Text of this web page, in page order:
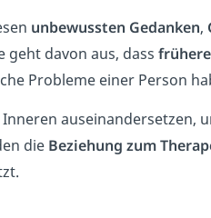
unbewussten Gedanken,
geht davon aus, dass frühere
Probleme einer Person
auseinandersetzen,
die Beziehung zum